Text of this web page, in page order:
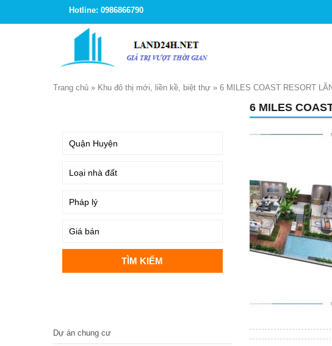
Hotline: 0986866790
Trang chủ » Khu đô thị mới, liền kề, biệt thự » 6 MILES COAST RESORT
6 MILES
Dự án chung cư